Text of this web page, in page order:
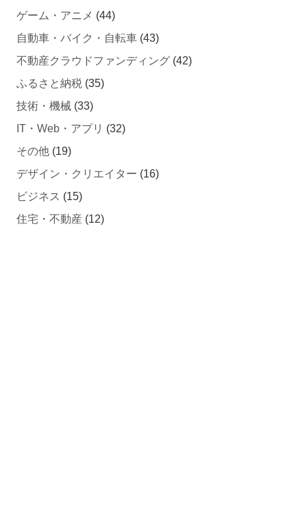
ゲーム・アニメ (44)
自動車・バイク・自転車 (43)
不動産クラウドファンディング (42)
ふるさと納税 (35)
技術・機械 (33)
IT・Web・アプリ (32)
その他 (19)
デザイン・クリエイター (16)
ビジネス (15)
住宅・不動産 (12)